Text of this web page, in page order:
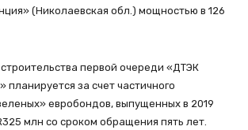
(Николаевская обл.) мощностью в 126
первой очереди «ДТЭК
планируется за счет частичного
евробондов, выпущенных в 2019
млн со сроком обращения пять лет.